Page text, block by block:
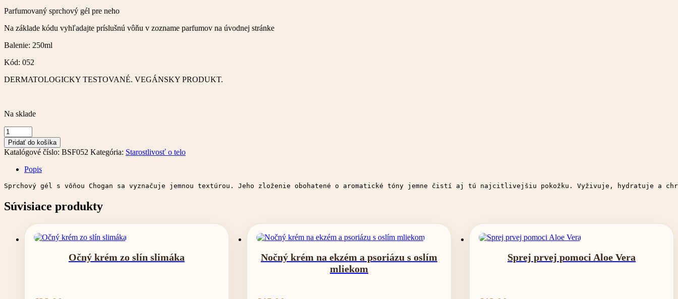
Parfumovaný sprchový gél pre neho
Na základe kódu vyhľadajte príslušnú vôňu v zozname parfumov na úvodnej stránke
Balenie: 250ml
Kód: 052
DERMATOLOGICKY TESTOVANÉ. VEGÁNSKY PRODUKT.
Na sklade
množstvo
Parfumovaný
sprchový
gél
ml
Pridať do košíka
Katalógové číslo: BSF052 Kategória: Starostlivosť o telo
Popis
Sprchový gél s vôňou Chogan sa vyznačuje jemnou textúrou. Jeho zloženie obohatené o aromatické tóny jemne čistí aj tú najcitlivejšiu pokožku. Vyživuje, hydratuje a
Súvisiace produkty
Očný krém zo slín slimáka
Nočný krém na ekzém a psoriázu s oslím
mliekom
Sprej prvej pomoci Aloe Vera